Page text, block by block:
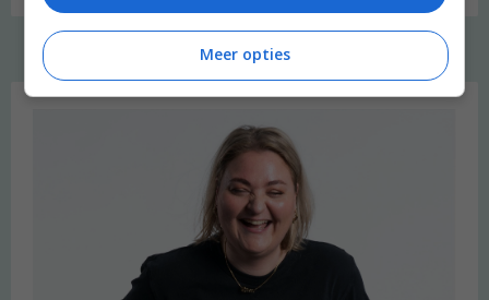
Welkom
Meer opties